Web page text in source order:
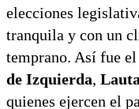
elecciones
tranquila y con un
temprano. Así fue el
de Izquierda,
quienes ejercen el